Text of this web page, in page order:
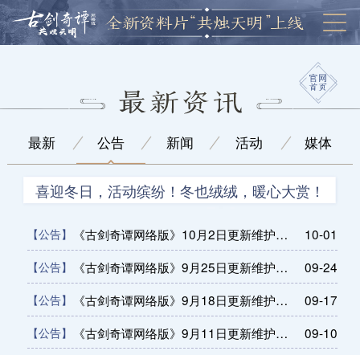
最新 公告 新闻 活动 媒体
喜迎冬日，活动缤纷！冬也绒绒，暖心大赏！
【公告】 《古剑奇谭网络版》10月2日更新维护公告 10-01
【公告】 《古剑奇谭网络版》9月25日更新维护公告 09-24
【公告】 《古剑奇谭网络版》9月18日更新维护公告 09-17
【公告】 《古剑奇谭网络版》9月11日更新维护公告 09-10